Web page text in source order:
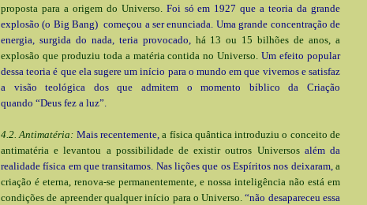
proposta para a origem do Universo. Foi só em 1927 que a teoria da grande
explosão (o Big Bang) começou a ser enunciada. Uma grande concentração de
energia, surgida do nada, teria provocado, há 13 ou 15 bilhões de anos, a
explosão que produziu toda a matéria contida no Universo.Um efeito popular
dessa teoria é que ela sugere um início para o mundo em que vivemos e satisfaz
a visão teológica dos que admitem o momento bíblico da Criação
quando “Deus fez a luz”.
4.2. Antimatéria: Mais recentemente,a física quântica introduziu o conceito de
antimatéria e levantou a possibilidade de existir outros Universosalém da
realidade física em que transitamos. Nas lições que os Espíritos nos deixaram, a
criação é eterna, renova-se permanentemente, e nossa inteligência não está em
condições de apreender qualquer início para o Universo.“não desapareceu essa